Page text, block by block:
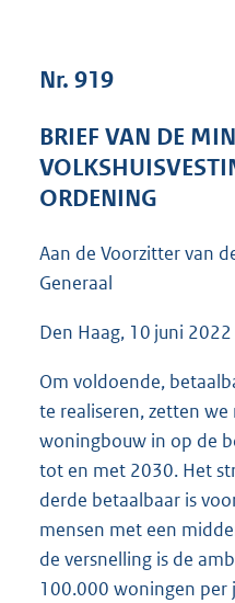
Nr. 919
BRIEF VAN DE
ORDENING
Aan de Voorzitter van
Generaal
Den Haag, 10 juni 2022
Om voldoende,
te realiseren, zetten
woningbouw in op de
tot en met 2030. Het
derde betaalbaar is
mensen met een
de versnelling is de
100.000 woningen per